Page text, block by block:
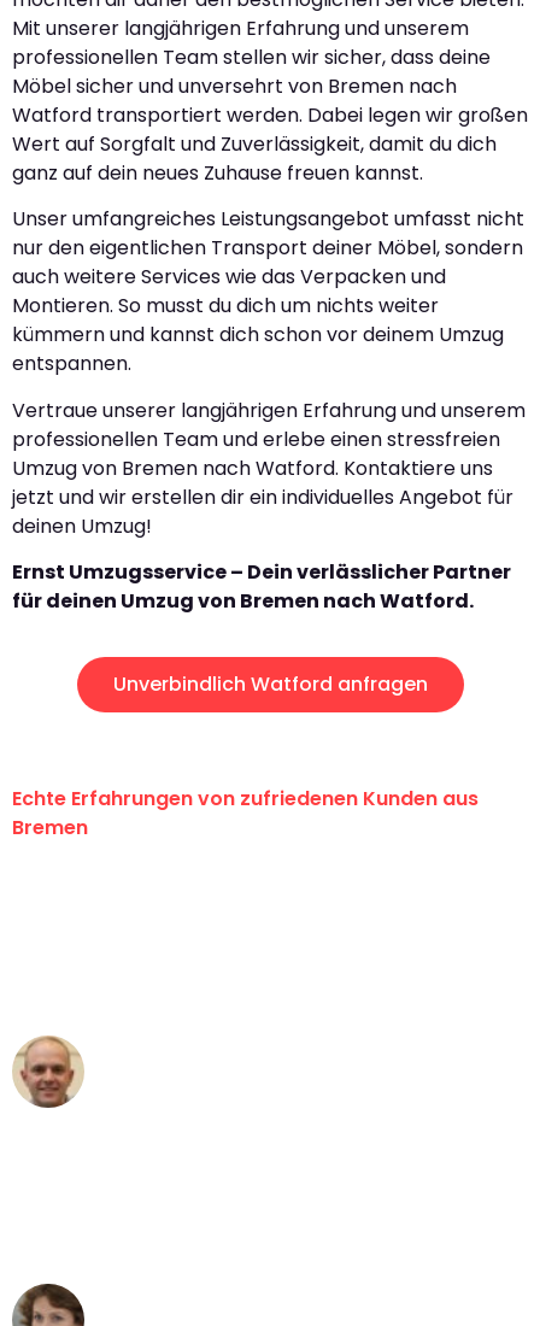
Mit unserer langjährigen Erfahrung und unserem
professionellen Team stellen wir sicher, dass deine
Möbel sicher und unversehrt von Bremen nach
Watford transportiert werden. Dabei legen wir großen
Wert auf Sorgfalt und Zuverlässigkeit, damit du dich
ganz auf dein neues Zuhause freuen kannst.
Unser umfangreiches Leistungsangebot umfasst nicht
nur den eigentlichen Transport deiner Möbel, sondern
auch weitere Services wie das Verpacken und
Montieren. So musst du dich um nichts weiter
kümmern und kannst dich schon vor deinem Umzug
entspannen.
Vertraue unserer langjährigen Erfahrung und unserem
professionellen Team und erlebe einen stressfreien
Umzug von Bremen nach Watford. Kontaktiere uns
jetzt und wir erstellen dir ein individuelles Angebot für
deinen Umzug!
Ernst Umzugsservice – Dein verlässlicher Partner
für deinen Umzug von Bremen nach Watford.
Unverbindlich Watford anfragen
Echte Erfahrungen von zufriedenen Kunden aus
Bremen